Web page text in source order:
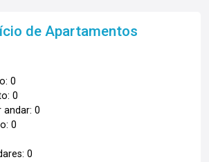
de Apartamentos
0
0
0
0
0